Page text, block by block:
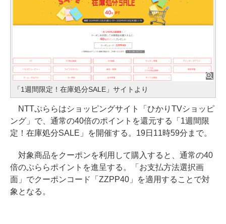
「1週間限定！在庫処分SALE」サイトより
NTTぷららはショッピングサイト「ひかりTVショッピ
ング」で、通常の40倍のポイントを還元する「1週間限
定！在庫処分SALE」を開催する。19日11時59分まで。
対象商品をクーポンを利用して購入すると、通常の40
倍のぷららポイントを進呈する。「お支払方法選択画
面」でクーポンコード「ZZPP40」を適用することで対
象となる。